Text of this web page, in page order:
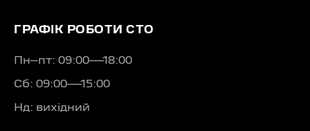
ГРАФІК РОБОТИ СТО
Пн–пт: 09:00—18:00
Сб: 09:00—15:00
Нд: вихідний